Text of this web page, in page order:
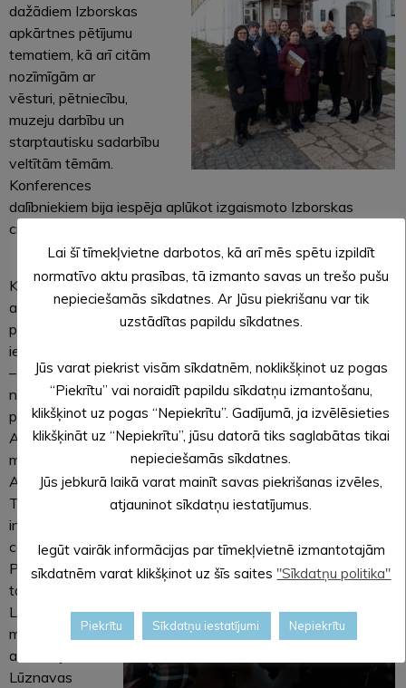
dažādiem Izborskas
apkārtnes pētījumu
tematiem, kā arī citām
nozīmīgām ar
vēsturi, pētniecību,
muzeju darbību un
starptautisku sadarbību
veltītām tēmām.
Konferences
dalībniekiem bija iespēja aplūkot izgaismoto Izborskas
cietoksni un ap
Konferenci
apmeklēja
projektā
iesaistīto pušu
– Alūksnes
novada
pašvaldības,
Alūksnes
muzeja,
Alūksnes
Tūrisma
informācijas
centra,
Pededzes
tautas nama,
Latvijas piļu un
muižu
asociācijas,
Lūznavas
Lai šī tīmekļvietne darbotos, kā arī mēs spētu izpildīt
normatīvo aktu prasības, tā izmanto savas un trešo pušu
nepieciešamās sīkdatnes. Ar Jūsu piekrišanu var tik
uzstādītas papildu sīkdatnes.
Jūs varat piekrist visām sīkdatnēm, noklikšķinot uz pogas
“Piekrītu” vai noraidīt papildu sīkdatņu izmantošanu,
klikšķinot uz pogas “Nepiekrītu”. Gadījumā, ja izvēlēsieties
klikšķināt uz “Nepiekrītu”, jūsu datorā tiks saglabātas tikai
nepieciešamās sīkdatnes.
Jūs jebkurā laikā varat mainīt savas piekrišanas izvēles,
atjauninot sīkdatņu iestatījumus.
Iegūt vairāk informācijas par tīmekļvietnē izmantotajām
sīkdatnēm varat klikšķinot uz šīs saites "Sīkdatņu politika"
Piekrītu Sīkdatņu iestatījumi Nepiekrītu